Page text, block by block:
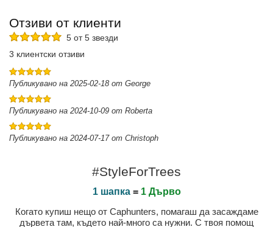
Отзиви от клиенти
5 от 5 звезди
3 клиентски отзиви
Публикувано на 2025-02-18 от George
Публикувано на 2024-10-09 от Roberta
Публикувано на 2024-07-17 от Christoph
#StyleForTrees
1 шапка= 1 Дърво
Когато купиш нещо от Caphunters, помагаш да засаждаме
дървета там, където най-много са нужни. С твоя помощ